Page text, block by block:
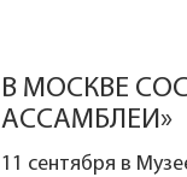
В МОСКВЕ
АССАМБЛЕИ»
11 сентября в